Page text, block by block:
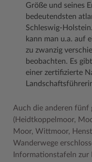
Größe und seines
bedeutendsten
Schleswig-
kann man u.a. auf
zu zwanzig
beobachten. Es
einer zertifizierte
Auch die anderen fünf
(Heidtkoppelmoor,
Moor, Wittmoor,
Wanderwege
Informationstafeln